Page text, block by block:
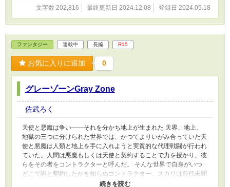
文字数 202,816 最終更新日 2024.12.08 登録日 2024.05.18
ファンタジー 連載中 長編 R15
お気に入りに追加 0
グレーゾーンGray Zone
佐武ろく
天使と悪魔は争い――それを分かち地上が生まれた 天界、地上、
地獄の三つに分けられた世界では、かつてよりいがみ合っていた天
使と悪魔は人類と地上を手に入れようと実質的な代理戦闘が行われ
ていた。人間は悪魔もしくは天使と契約することで力を授かり、彼
らをその者をコントラクターと呼んだ。 そんな世界で自身がいつ
どこで誰と契約したかを知らぬコントラクター、スカリは前代未聞
の行動に出る。 ※この物語はフィクションです。実在の団体や人